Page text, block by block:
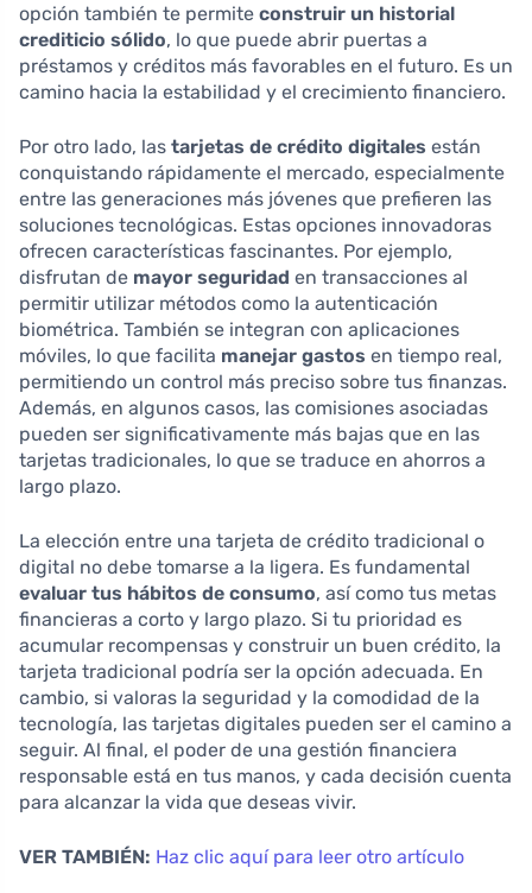
opción también te permite construir un historial
crediticio sólido, lo que puede abrir puertas a
préstamos y créditos más favorables en el futuro. Es un
camino hacia la estabilidad y el crecimiento financiero.
Por otro lado, las tarjetas de crédito digitales están
conquistando rápidamente el mercado, especialmente
entre las generaciones más jóvenes que prefieren las
soluciones tecnológicas. Estas opciones innovadoras
ofrecen características fascinantes. Por ejemplo,
disfrutan de mayor seguridad en transacciones al
permitir utilizar métodos como la autenticación
biométrica. También se integran con aplicaciones
móviles, lo que facilita manejar gastos en tiempo real,
permitiendo un control más preciso sobre tus finanzas.
Además, en algunos casos, las comisiones asociadas
pueden ser significativamente más bajas que en las
tarjetas tradicionales, lo que se traduce en ahorros a
largo plazo.
La elección entre una tarjeta de crédito tradicional o
digital no debe tomarse a la ligera. Es fundamental
evaluar tus hábitos de consumo, así como tus metas
financieras a corto y largo plazo. Si tu prioridad es
acumular recompensas y construir un buen crédito, la
tarjeta tradicional podría ser la opción adecuada. En
cambio, si valoras la seguridad y la comodidad de la
tecnología, las tarjetas digitales pueden ser el camino a
seguir. Al final, el poder de una gestión financiera
responsable está en tus manos, y cada decisión cuenta
para alcanzar la vida que deseas vivir.
VER TAMBIÉN: Haz clic aquí para leer otro artículo